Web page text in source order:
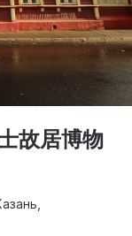
故居博物